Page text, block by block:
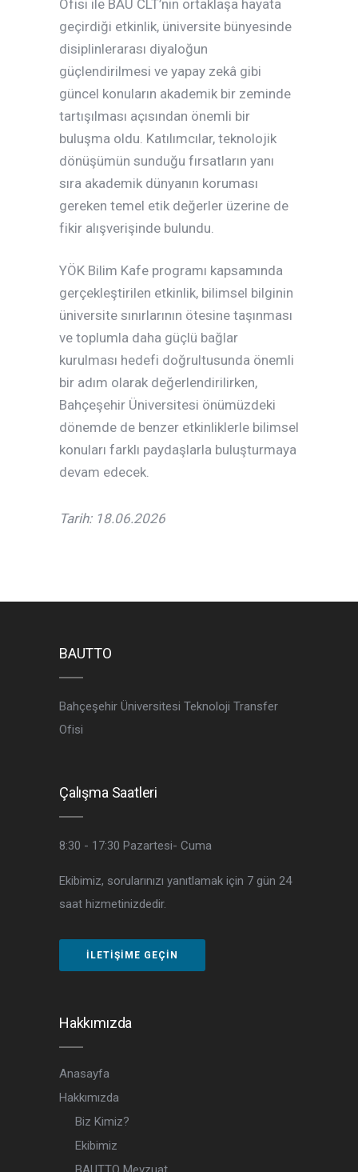
Ofisi ile BAU CLT’nin ortaklaşa hayata
geçirdiği etkinlik, üniversite bünyesinde
disiplinlerarası diyaloğun
güçlendirilmesi ve yapay zekâ gibi
güncel konuların akademik bir zeminde
tartışılması açısından önemli bir
buluşma oldu. Katılımcılar, teknolojik
dönüşümün sunduğu fırsatların yanı
sıra akademik dünyanın koruması
gereken temel etik değerler üzerine de
fikir alışverişinde bulundu.
YÖK Bilim Kafe programı kapsamında
gerçekleştirilen etkinlik, bilimsel bilginin
üniversite sınırlarının ötesine taşınması
ve toplumla daha güçlü bağlar
kurulması hedefi doğrultusunda önemli
bir adım olarak değerlendirilirken,
Bahçeşehir Üniversitesi önümüzdeki
dönemde de benzer etkinliklerle bilimsel
konuları farklı paydaşlarla buluşturmaya
devam edecek.
Tarih: 18.06.2026
BAUTTO
Bahçeşehir Üniversitesi Teknoloji Transfer
Ofisi
Çalışma Saatleri
8:30 - 17:30 Pazartesi- Cuma
Ekibimiz, sorularınızı yanıtlamak için 7 gün 24
saat hizmetinizdedir.
İLETIŞIME GEÇIN
Hakkımızda
Anasayfa
Hakkımızda
Biz Kimiz?
Ekibimiz